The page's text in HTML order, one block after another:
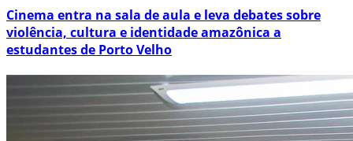
Cinema entra na sala de aula e leva debates sobre
violência, cultura e identidade amazônica a
estudantes de Porto Velho